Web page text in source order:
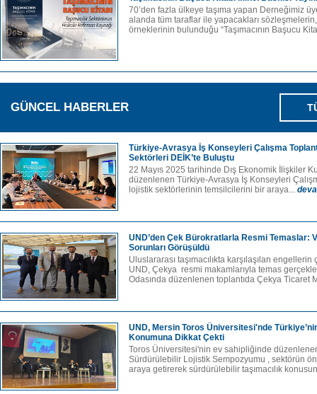
70’den fazla ülkeye taşıma ya­pan Derneğimiz
alanda tüm taraflar ile yapacakları
örneklerinin bulundu­ğu “Taşımacının Başucu
GÜNCEL HABERLER
Türkiye-Avrasya İş Konseyleri Çalışma
Sektörleri DEİK’te Buluştu
22 Mayıs 2025 tarihinde Dış Ekonomik İlişkiler
düzenlenen Türkiye-Avrasya İş Konseyleri
lojistik sektörlerinin temsilcilerini bir araya...
UND’den Çek Bürokratlarla Resmi Temaslar:
Sorunları Görüşüldü
Uluslararası taşımacılıkta karşılaşılan
UND, Çekya resmi makamlarıyla temas
Odasında düzenlenen toplantıda Çekya Ticaret
UND, Mersin Toros Üniversitesi'nde
Konumuna Dikkat Çekti
Toros Üniversitesi'nin ev sahipliğinde
Sürdürülebilir Lojistik Sempozyumu , sektörün
araya getirerek sürdürülebilir taşımacılık